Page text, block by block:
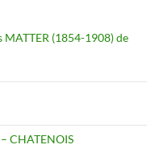
(1854-1908) de
CHATENOIS